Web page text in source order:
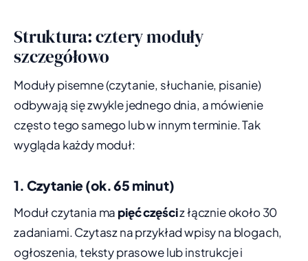
Struktura: cztery moduły
szczegółowo
Moduły pisemne (czytanie, słuchanie, pisanie)
odbywają się zwykle jednego dnia, a mówienie
często tego samego lub w innym terminie. Tak
wygląda każdy moduł:
1. Czytanie (ok. 65 minut)
Moduł czytania ma pięć częściz łącznie około 30
zadaniami. Czytasz na przykład wpisy na blogach,
ogłoszenia, teksty prasowe lub instrukcje i